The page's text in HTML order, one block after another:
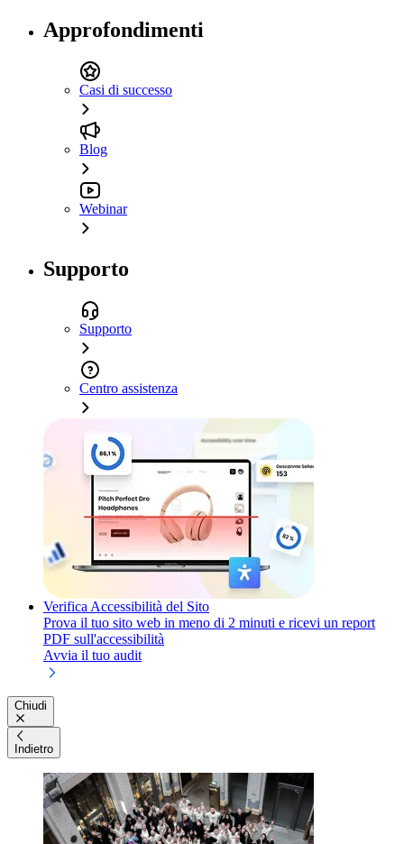
Approfondimenti
Casi di successo
Blog
Webinar
Supporto
Supporto
Centro assistenza
Verifica Accessibilità del Sito
Prova il tuo sito web in meno di 2 minuti e ricevi un report
PDF sull'accessibilità
Avvia il tuo audit
Chiudi
Indietro